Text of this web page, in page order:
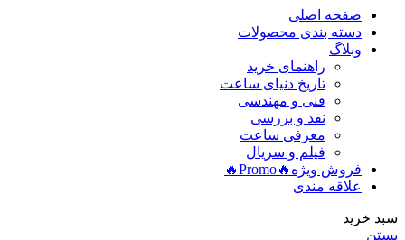
صفحه اصلی
دسته بندی محصولات
وبلاگ
راهنمای خرید
تاریخ دنیای ساعت
فنی و مهندسی
نقد و بررسی
معرفی ساعت
فیلم و سریال
فروش ویژه 🔥Promo🔥
علاقه مندی
سبد خرید
بستن